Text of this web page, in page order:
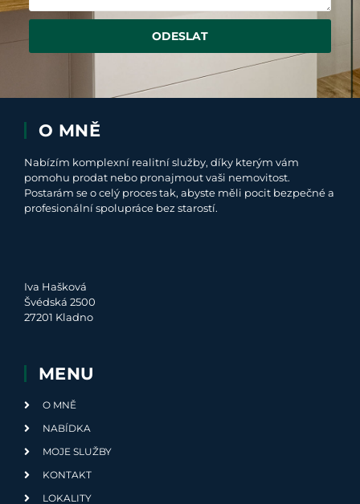
ODESLAT
O MNĚ
Nabízím komplexní realitní služby, díky kterým vám
pomohu prodat nebo pronajmout vaši nemovitost.
Postarám se o celý proces tak, abyste měli pocit bezpečné a
profesionální spolupráce bez starostí.
Iva Hašková
Švédská 2500
27201 Kladno
MENU
O MNĚ
NABÍDKA
MOJE SLUŽBY
KONTAKT
LOKALITY